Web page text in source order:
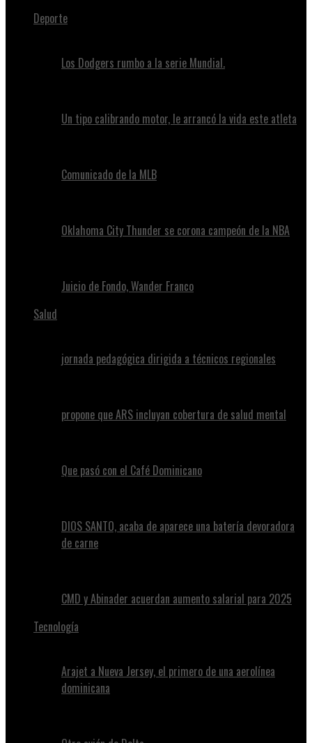
Deporte
Los Dodgers rumbo a la serie Mundial.
Un tipo calibrando motor, le arrancó la vida este atleta
Comunicado de la MLB
Oklahoma City Thunder se corona campeón de la NBA
Juicio de Fondo, Wander Franco
Salud
jornada pedagógica dirigida a técnicos regionales
propone que ARS incluyan cobertura de salud mental
Que pasó con el Café Dominicano
DIOS SANTO, acaba de aparece una batería devoradora
de carne
CMD y Abinader acuerdan aumento salarial para 2025
Tecnología
Arajet a Nueva Jersey, el primero de una aerolínea
dominicana